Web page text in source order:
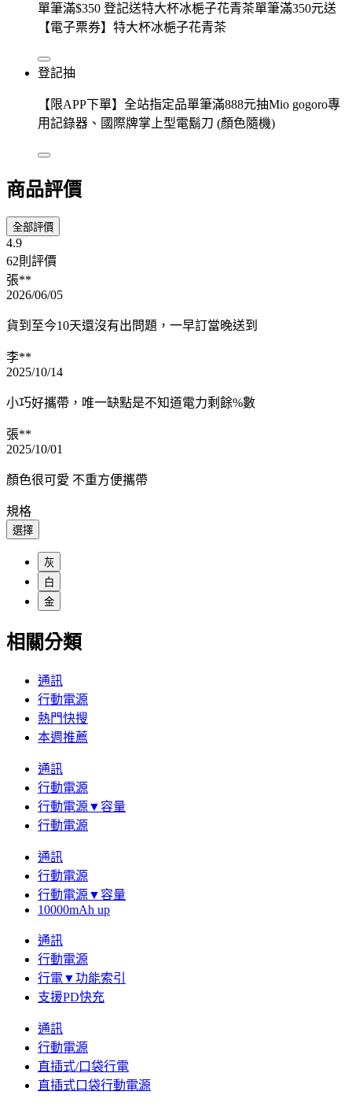
單筆滿$350 登記送特大杯冰梔子花青茶單筆滿350元送
【電子票券】特大杯冰梔子花青茶
登記抽
【限APP下單】全站指定品單筆滿888元抽Mio gogoro專
用記錄器、國際牌掌上型電鬍刀 (顏色隨機)
商品評價
全部評價
4.9
62則評價
張**
2026/06/05
貨到至今10天還沒有出問題，一早訂當晚送到
李**
2025/10/14
小巧好攜帶，唯一缺點是不知道電力剩餘%數
張**
2025/10/01
顏色很可愛 不重方便攜帶
規格
選擇
灰
白
金
相關分類
通訊
行動電源
熱門快搜
本週推薦
通訊
行動電源
行動電源▼容量
行動電源
通訊
行動電源
行動電源▼容量
10000mAh up
通訊
行動電源
行電▼功能索引
支援PD快充
通訊
行動電源
直插式/口袋行電
直插式口袋行動電源